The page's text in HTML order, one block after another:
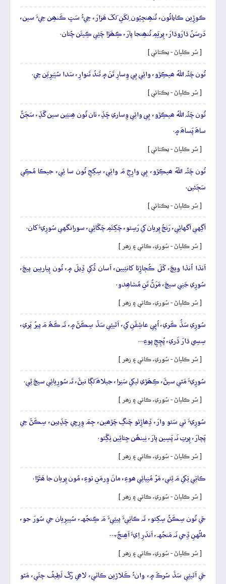
ڪوڙِين ڪايائُون، تُنھِنجِيُون لِکَنِ لَکَ ھَزارَ، جِيءُ سَڀَ ڪَنھِن جِيءَ سين،
دَرسَنُ ڌارَوڌارَ، پِريَمِ تُنھِنجا پارَ، ڪِھَڙا چَئِي ڪِيئَن چُئان.
[ سُر ڪلياڻ - يڪتائي ]
تُون چَئُہ اللهُ ھيڪِڙو، وائِي ٻِي وِسارِ تَنَ ۾ تَندُ تَنوارِ، سَدا سُپَيرِيَن جِي.
[ سُر ڪلياڻ - يڪتائي ]
تُون چَئُہ اللهُ ھيڪِڙو، ٻِي وائِي وِساري ڇَڏِ، تان تُون ھِنيَين سين گَڏِ، سَڄَڻُ
ساھَ پَساھَ ۾.
[ سُر ڪلياڻ - يڪتائي ]
تُون چَئُہ اللهُ ھيڪِڙو، ٻِي وارِجِ مَ وائِي، سِکِجِ تُون سا ئِي، جيڪا مُڪِي
سَڄَڻين.
[ سُر ڪلياڻ - يڪتائي ]
اَگِهي اَگهائِي، رَنجُ پِريان کي رَسِئو، چَکِئَمِ چَڱائِي، سورانگهي سُورِيءَ کان.
[ سُر ڪلياڻ - سُوري، ڪاتي ۽ زھر ]
اَنڌا اُنڌا ويڄَ، کَلَ ڪُڄاڙِئا کانئِيين، اَسان ڏُکي ڏِيلَ ۾، تُون پِياريين پيڄَ،
سُورِي جَنِي سيڄَ، مَرَڻُ تَنِ مُشاھِدو.
[ سُر ڪلياڻ - سُوري، ڪاتي ۽ زھر ]
سُورِي سَڏُ ڪَري، اُڀِي عاشِقَنِ کي، اَٿيئِي سَڌَ سِڪَڻَ ۾، تَہ ڪَھُ مَ پيرُ پَري،
سِسِي ڌارَ ڌَري، پُڇِجِ پوءِ…
[ سُر ڪلياڻ - سُوري، ڪاتي ۽ زھر ]
سُورِيءَ مَٿي سيڻَ، ڪِھَڙي ليکي سَنِرا، جيلاھَ لَڳا نيڻَ، تَہ سُورِيائِي سيڄَ ٿِي.
[ سُر ڪلياڻ - سُوري، ڪاتي ۽ زھر ]
سُورِيءَ تي سَئو وارَ، ڏِھاڙِئو چَنگِ چَڙھين، جِمَ وِرِچِي ڇَڏِيين، سِڪَڻَ جِي
پَچارَ، پِرتِ نَہ پَسِين پارَ، نِينھُن جِئائِين نِڱِئو.
[ سُر ڪلياڻ - سُوري، ڪاتي ۽ زھر ]
ڪاتِي تِکي مَ ٿِئي، مَرُ مُنِيائِي ھوءِ، مانَ وِرمَنِ توءِ، مُون پِريان جا ھَٿَڙا.
[ سُر ڪلياڻ - سُوري، ڪاتي ۽ زھر ]
جَي تُون سِڪَڻُ سِکِئو، تَہ ڪاتِيءَ پيئِيءَ مَ ڪِنجُهہ، سُپيرِيان جي سُورَ جو،
ماڻُهنِ ڏِجي نَہ مَنجُهہ، اَندَرِ اِيءَ اَھِنجُ،…
[ سُر ڪلياڻ - سُوري، ڪاتي ۽ زھر ]
جَي اَٿيئِي سَڌَ سُرڪَ ۾، وانءُ ڪَلاڙين ڪاٽي، لاھي رَکُ لَطِيفُ چئَي، مَٿو